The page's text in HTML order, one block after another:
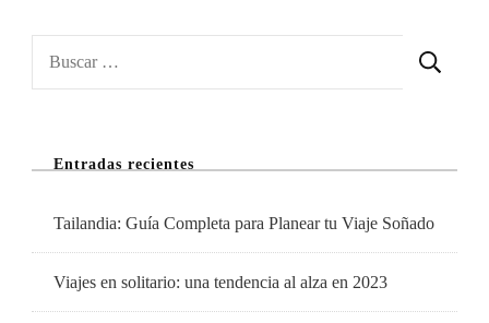
Entradas recientes
Tailandia: Guía Completa para Planear tu Viaje Soñado
Viajes en solitario: una tendencia al alza en 2023